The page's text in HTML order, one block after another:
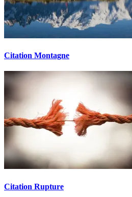
Citation Montagne
Citation Rupture